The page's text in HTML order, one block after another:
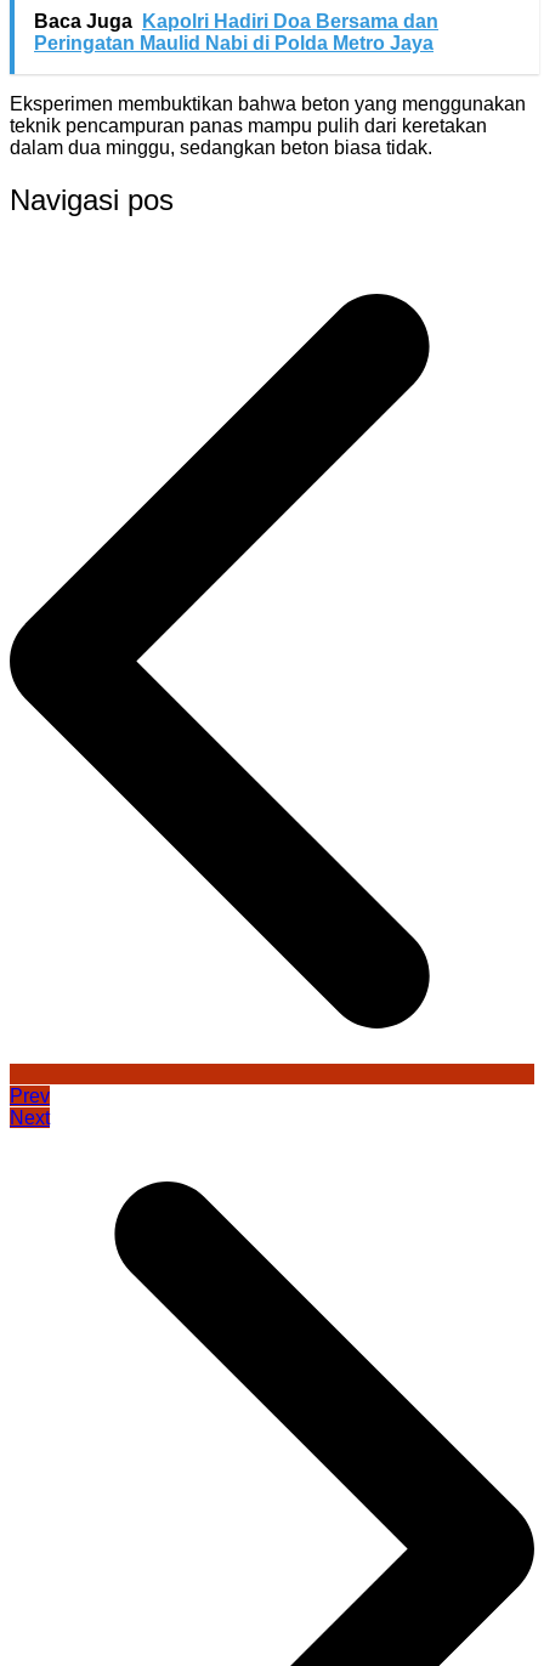
Baca Juga
Kapolri Hadiri Doa Bersama dan
Peringatan Maulid Nabi di Polda Metro Jaya
Eksperimen membuktikan bahwa beton yang menggunakan
teknik pencampuran panas mampu pulih dari keretakan
dalam dua minggu, sedangkan beton biasa tidak.
Navigasi pos
Prev
Next